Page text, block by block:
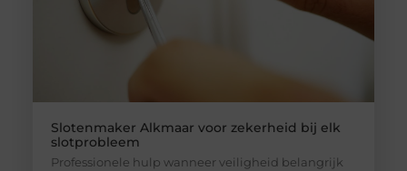
Slotenmaker Alkmaar voor zekerheid bij elk
slotprobleem
Professionele hulp wanneer veiligheid belangrijk